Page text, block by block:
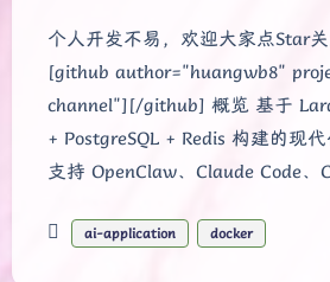
个人开发不易，欢迎大家点Star关
[github author="huangwb8"
channel"][/github] 概览 基于
+ PostgreSQL + Redis 构建的现
支持 OpenClaw、Claude Code、
ai-application docker